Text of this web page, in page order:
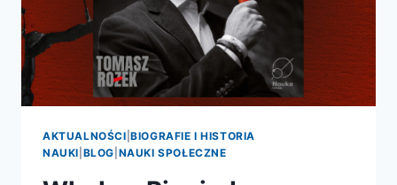
AKTUALNOŚCI |BIOGRAFIE I HISTORIA
NAUKI BLOG NAUKI SPOŁECZNE